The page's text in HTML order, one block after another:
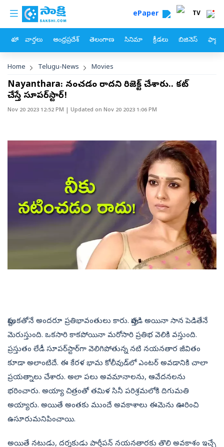
Skip to main content
custom menu ePaper TV
హోం వార్తలు ఆంధ్రప్రదేశ్ తెలంగాణ సినిమా క్రీడలు బిజినెస్
Breadcrumb
Home Telugu-News Movies
Nayanthara: నటించడం రాదని రిజెక్ట్ చేశారు.. కట్‌
చేస్తే సూపర్‌స్టార్!
Nov 20 2023 12:52 PM | Updated on Nov 20 2023 1:06 PM
పుట్టుకతోనే అందరూ ప్రతిభావంతులు కారు. పుత్తడి అయినా సాన పెడితేనే
మెరుస్తుంది. ఒకసారి కాకపోయినా మరోసారి ప్రతిభ వెలికి వస్తుంది.
ప్రస్తుతం లేడీ సూపర్‌స్టార్‌గా వెలిగిపోతున్న నటి నయనతార జీవితం
కూడా అలాంటిదే. ఈ కేరళ భామ కోలీవుడ్‌లో ఎంటర్‌ అవడానికి చాలా
ప్రయత్నాలు చేశారు. అలా పలు అవమానాలను, ఆవేదనలను
భరించారు. అయ్యా చిత్రంతో తమిళ సినీ పరిశ్రమలోకి దిగుమతి
అయ్యారు. అయితే అంతకు ముందే అవకాశాలు ఈమెను ఊరించి
ఉసూరుమనిపించాయి.
అయితే నటుడు, దర్శకుడు పార్తీపన్‌ నయనతారకు తొలి అవకాశం ఇచ్చే